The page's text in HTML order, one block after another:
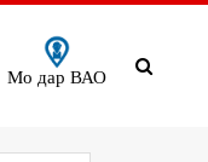
Мо дар ВАО